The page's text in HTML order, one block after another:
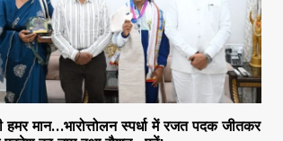
हमर मान…भारोत्तोलन स्पर्धा में रजत पदक जीतकर